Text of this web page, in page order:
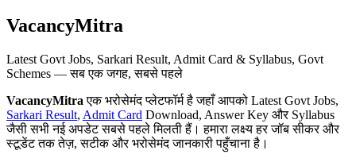
VacancyMitra
Latest Govt Jobs, Sarkari Result, Admit Card & Syllabus, Govt
Schemes — सब एक जगह, सबसे पहले
VacancyMitra एक भरोसेमंद प्लेटफॉर्म है जहाँ आपको Latest Govt Jobs,
Sarkari Result, Admit Card Download, Answer Key और Syllabus
जैसी सभी नई अपडेट सबसे पहले मिलती हैं। हमारा लक्ष्य हर जॉब सीकर और
स्टूडेंट तक तेज़, सटीक और भरोसेमंद जानकारी पहुँचाना है।